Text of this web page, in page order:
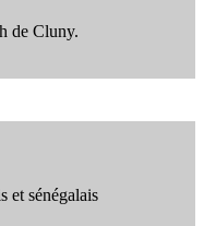
de Cluny.
et sénégalais